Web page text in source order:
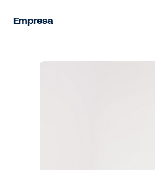
Empresa